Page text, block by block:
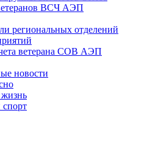
ВСЧ АЭП
региональных отделений
ветерана CОВ АЭП
новости
жизнь